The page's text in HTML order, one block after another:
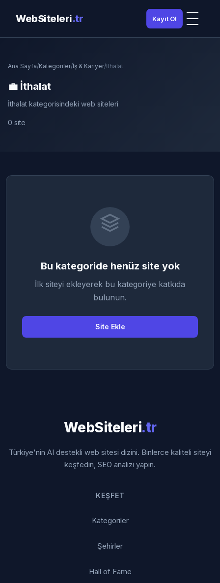
WebSiteleri.tr Kayıt Ol
Ana Sayfa/Kategoriler/İş & Kariyer/İthalat
💼 İthalat
İthalat kategorisindeki web siteleri
0 site
Bu kategoride henüz site yok
İlk siteyi ekleyerek bu kategoriye katkıda
bulunun.
Site Ekle
WebSiteleri.tr
Türkiye'nin AI destekli web sitesi dizini. Binlerce kaliteli siteyi
keşfedin, SEO analizi yapın.
KEŞFET
Kategoriler
Şehirler
Hall of Fame